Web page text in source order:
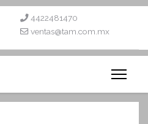
4422481470
ventas@tam.com.mx